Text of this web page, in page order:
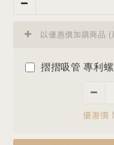
以優惠價加購商品 (
摺摺吸管 專利
優惠價